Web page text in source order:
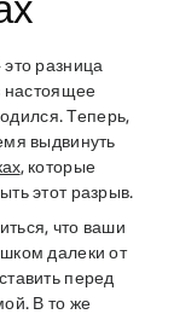
разница
настоящее
Теперь,
выдвинуть
, которые
этот разрыв.
что ваши
далеки от
перед
В то же